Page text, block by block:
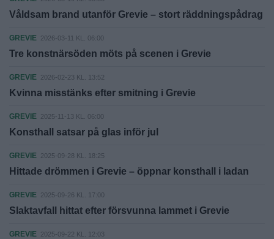
Våldsam brand utanför Grevie – stort räddningspådrag
GREVIE 2026-03-11 KL. 06:00
Tre konstnärsöden möts på scenen i Grevie
GREVIE 2026-02-23 KL. 13:52
Kvinna misstänks efter smitning i Grevie
GREVIE 2025-11-13 KL. 06:00
Konsthall satsar på glas inför jul
GREVIE 2025-09-28 KL. 18:25
Hittade drömmen i Grevie – öppnar konsthall i ladan
GREVIE 2025-09-26 KL. 17:00
Slaktavfall hittat efter försvunna lammet i Grevie
GREVIE 2025-09-22 KL. 12:03